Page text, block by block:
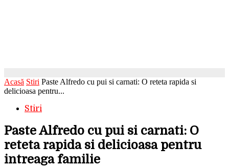
Acasă Stiri Paste Alfredo cu pui si carnati: O reteta rapida si
delicioasa pentru...
Stiri
Paste Alfredo cu pui si carnati: O
reteta rapida si delicioasa pentru
intreaga familie